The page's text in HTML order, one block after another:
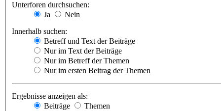
Unterforen durchsuchen:
Ja
Nein
Innerhalb suchen:
Betreff und Text der Beiträge
Nur im Text der Beiträge
Nur im Betreff der Themen
Nur im ersten Beitrag der Themen
Ergebnisse anzeigen als:
Beiträge
Themen